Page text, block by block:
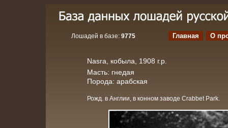
Лошадей в базе: 9775 Главная О
Nasra, кобыла, 1908 г.р.
Масть: гнедая
Порода: арабская
Рожд. в Англии, в конном заводе Crabbet Park.